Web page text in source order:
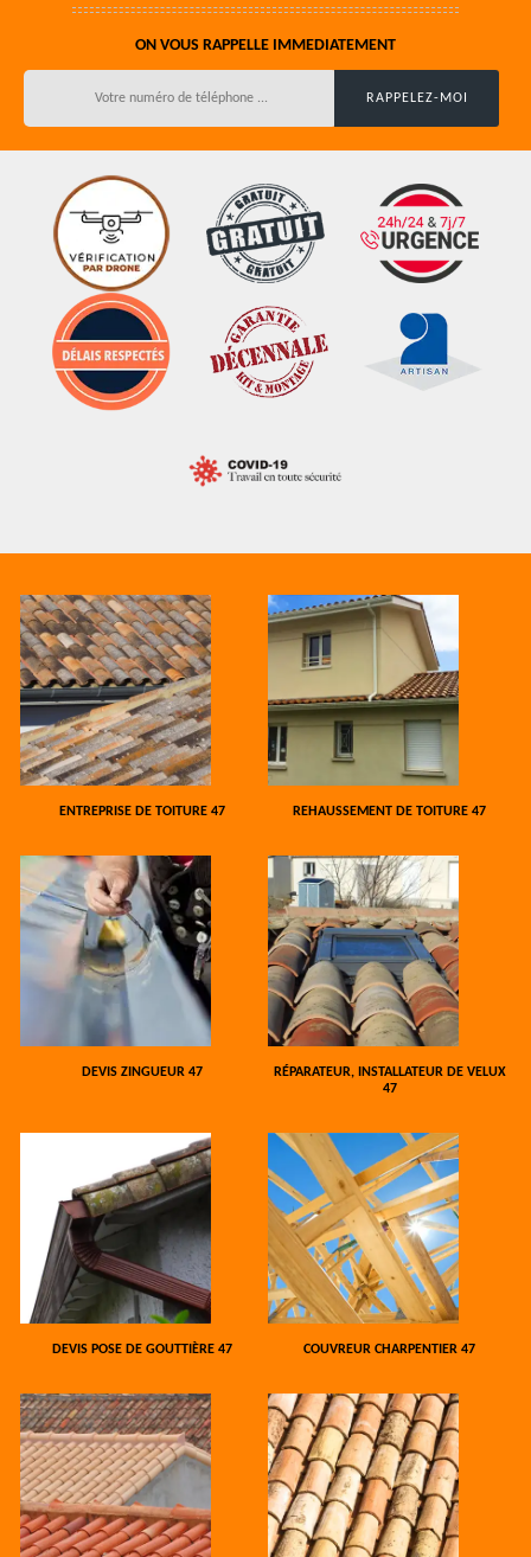
ON VOUS RAPPELLE IMMEDIATEMENT
ENTREPRISE DE TOITURE 47 REHAUSSEMENT DE TOITURE 47
DEVIS ZINGUEUR 47
RÉPARATEUR, INSTALLATEUR DE VELUX
47
DEVIS POSE DE GOUTTIÈRE 47 COUVREUR CHARPENTIER 47